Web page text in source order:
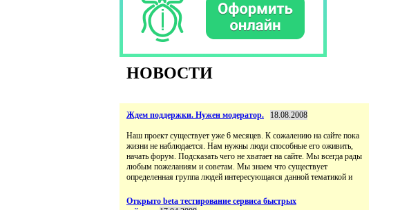
НОВОСТИ
Ждем поддержки. Нужен модератор. 18.08.2008
Наш проект существует уже 6 месяцев. К сожалению на сайте пока
жизни не наблюдается. Нам нужны люди способные его оживить,
начать форум. Подсказать чего не хватает на сайте. Мы всегда рады
любым пожеланиям и советам. Мы знаем что существует
определенная группа людей интересующаяся данной тематикой и
Открыто beta тестирование сервиса быстрых